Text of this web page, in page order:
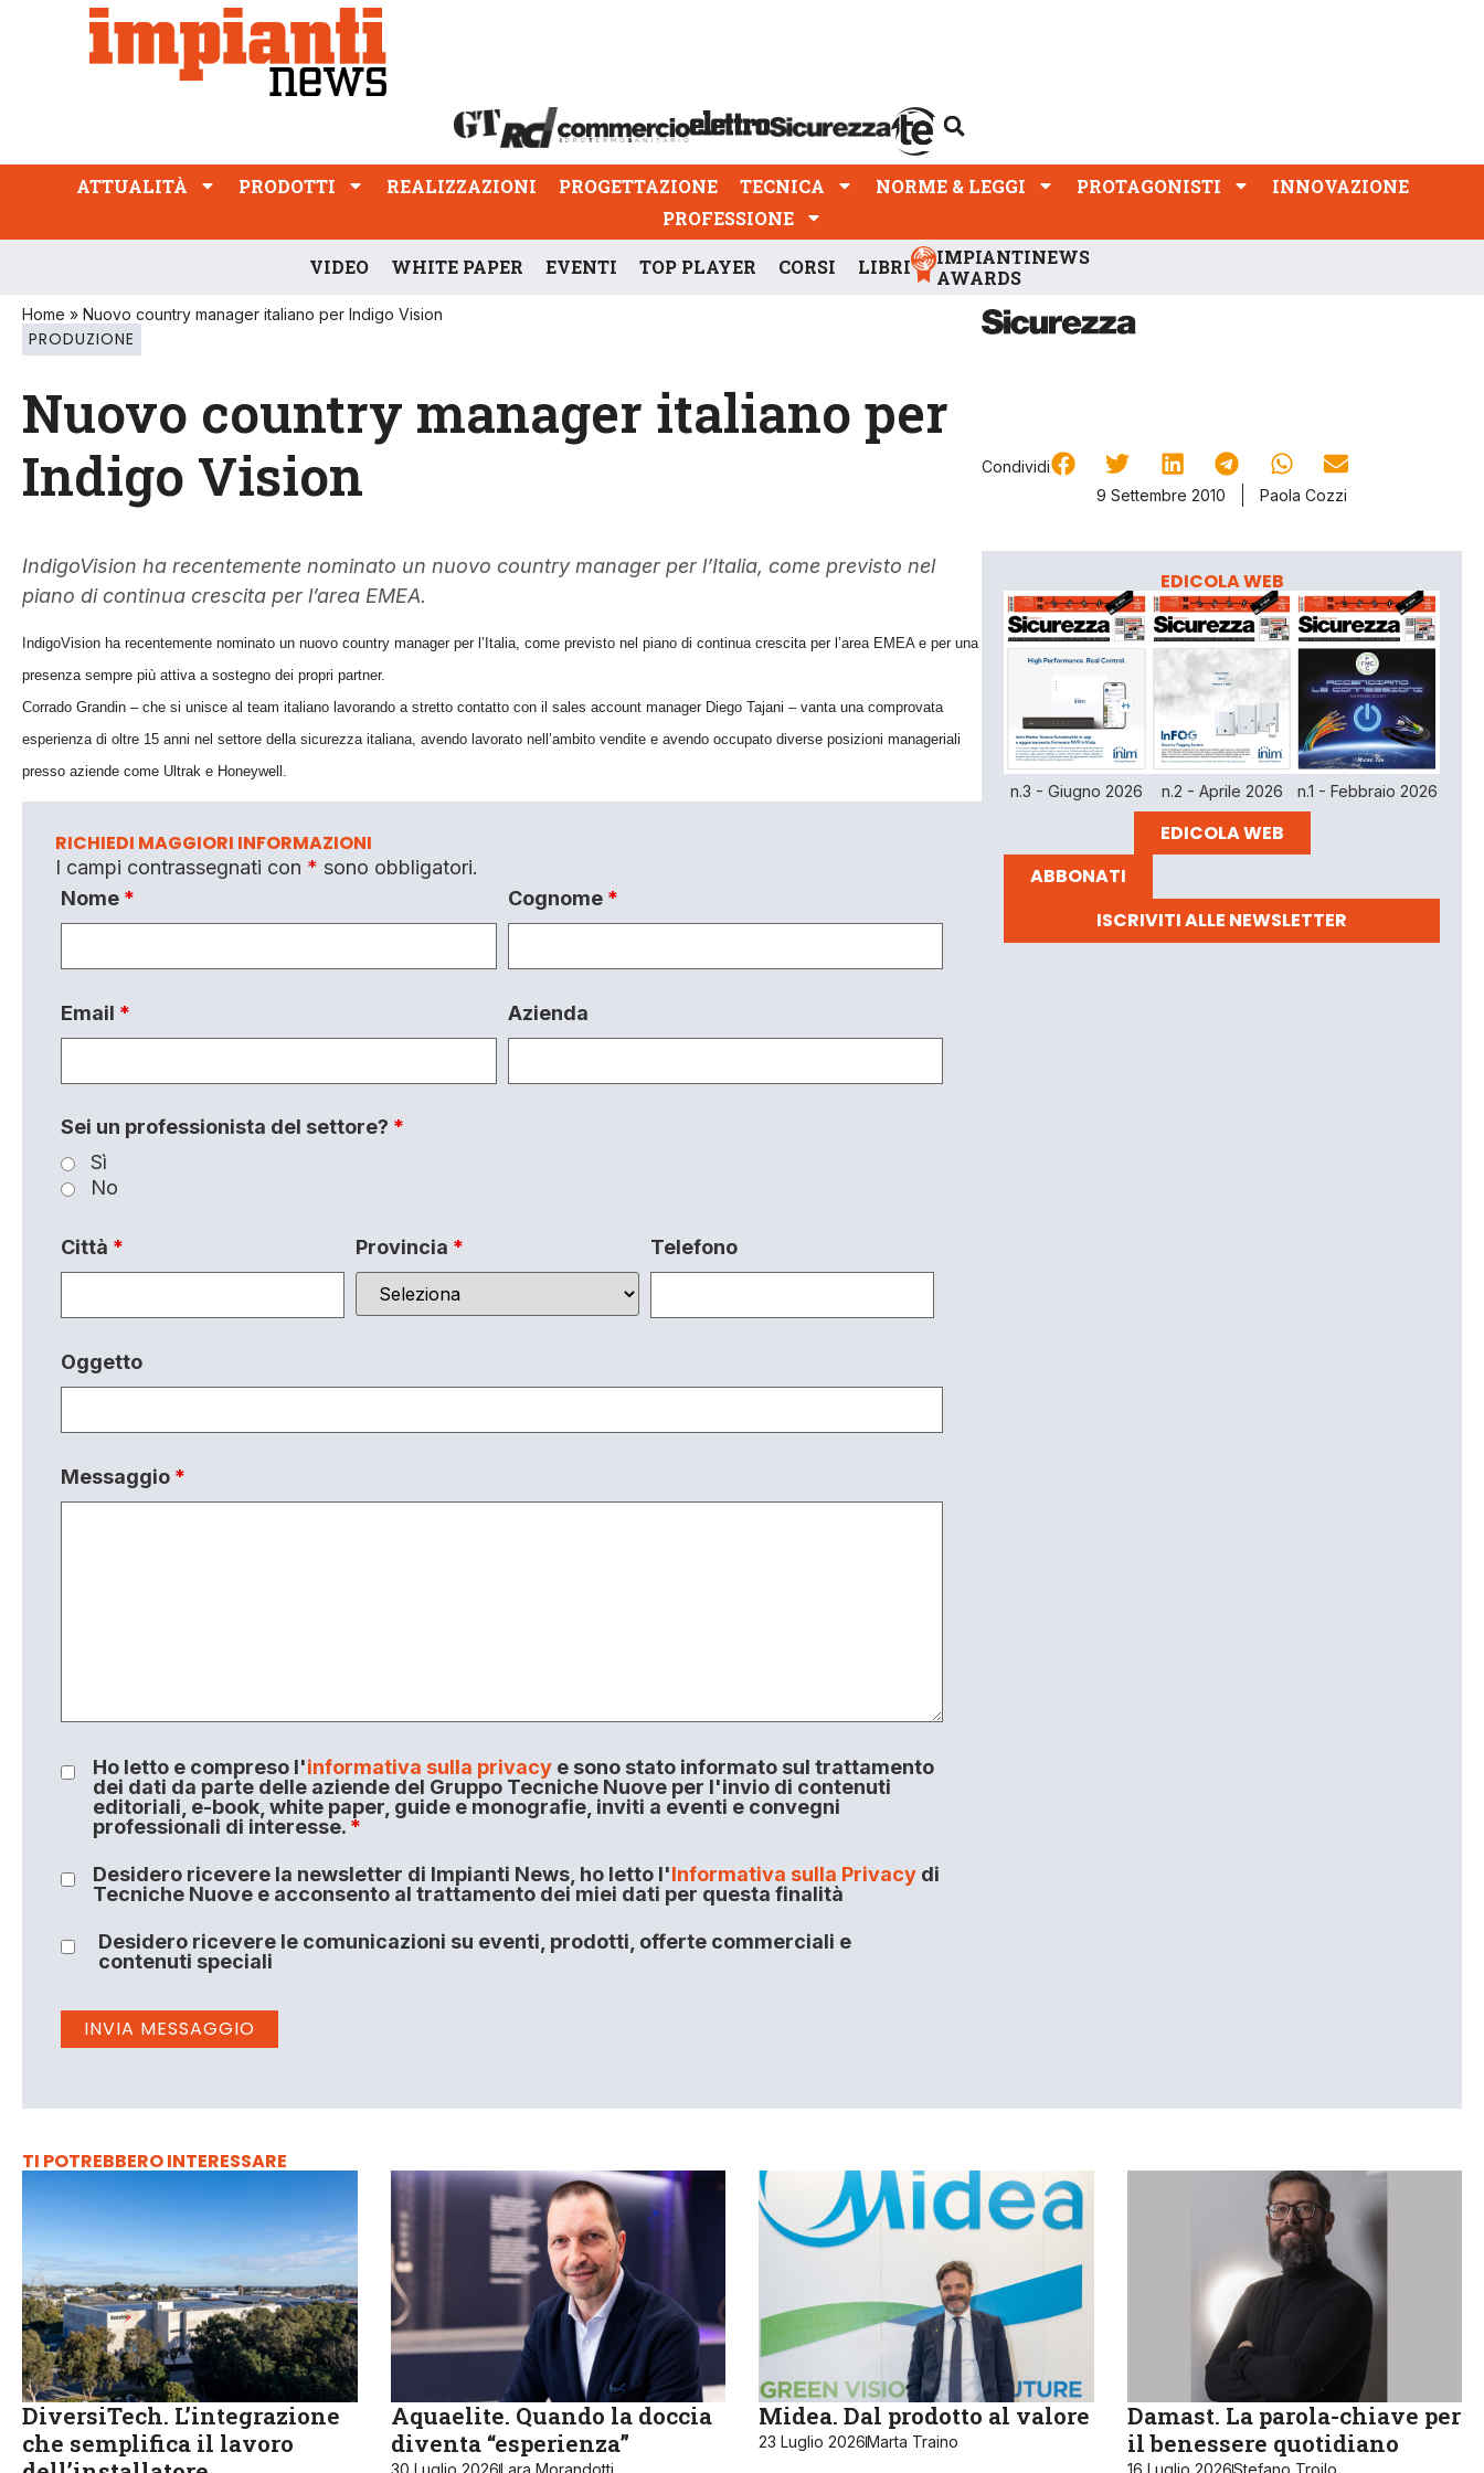
ATTUALITÀ PRODOTTI REALIZZAZIONI
PROFESSIONE
ATTUALITÀ PRODOTTI REALIZZAZIONI PROGETTAZIONE TECNICA NORME & LEGGI PROTAGONISTI
INNOVAZIONE
PROFESSIONE
VIDEO WHITE PAPER EVENTI TOP PLAYER CORSI LIBRI
IMPIANTINEWS
AWARDS
Home » Nuovo country manager italiano per Indigo Vision
PRODUZIONE
Nuovo country manager italiano per
Indigo Vision
Condividi
9 Settembre 2010
Paola Cozzi
IndigoVision ha recentemente nominato un nuovo country manager per l’Italia, come previsto nel
piano di continua crescita per l’area EMEA.
IndigoVision ha recentemente nominato un nuovo country manager per l’Italia, come previsto nel piano di continua crescita per l’area EMEA e per una
presenza sempre più attiva a sostegno dei propri partner.
Corrado Grandin – che si unisce al team italiano lavorando a stretto contatto con il sales account manager Diego Tajani – vanta una comprovata
esperienza di oltre 15 anni nel settore della sicurezza italiana, avendo lavorato nell’ambito vendite e avendo occupato diverse posizioni manageriali
presso aziende come Ultrak e Honeywell.
RICHIEDI MAGGIORI INFORMAZIONI
I campi contrassegnati con * sono obbligatori.
Nome * Cognome *
Email * Azienda
Sei un professionista del settore? *
Sì
No
Città * Provincia * Telefono
Oggetto
Messaggio *
Ho letto e compreso l'informativa sulla privacye sono stato informato sul trattamento
dei dati da parte delle aziende del Gruppo Tecniche Nuove per l'invio di contenuti
editoriali, e-book, white paper, guide e monografie, inviti a eventi e convegni
professionali di interesse. *
Desidero ricevere la newsletter di Impianti News, ho letto l'Informativa sulla Privacydi
Tecniche Nuove e acconsento al trattamento dei miei dati per questa finalità
Desidero ricevere le comunicazioni su eventi, prodotti, offerte commerciali e
contenuti speciali
EDICOLA WEB
n.3 - Giugno 2026 n.2 - Aprile 2026 n.1 - Febbraio 2026
EDICOLA WEB
ABBONATI
ISCRIVITI ALLE NEWSLETTER
TI POTREBBERO INTERESSARE
DiversiTech. L’integrazione
che semplifica il lavoro
Aquaelite. Quando la doccia
diventa “esperienza”
Midea. Dal prodotto al valore
23 Luglio 2026Marta Traino
Damast. La parola-chiave per
il benessere quotidiano